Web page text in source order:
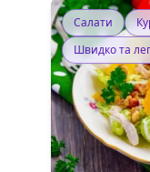
Салати
Швидко та